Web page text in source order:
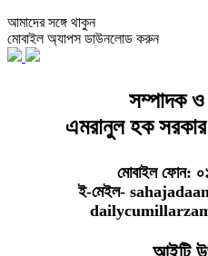
আমাদের সঙ্গে থাকুন
মোবাইল অ্যাপস ডাউনলোড করুন
সম্পাদক
এমরানুল হক সরকার
মোবাইল ফোন:
ই-মেইল-